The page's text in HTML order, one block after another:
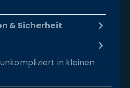
& Sicherheit
in kleinen